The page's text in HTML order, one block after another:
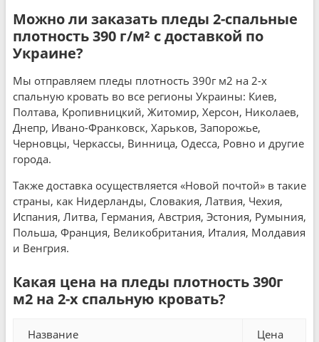
Можно ли заказать пледы 2-спальные
плотность 390 г/м² с доставкой по
Украине?
Мы отправляем пледы плотность 390г м2 на 2-х
спальную кровать во все регионы Украины: Киев,
Полтава, Кропивницкий, Житомир, Херсон, Николаев,
Днепр, Ивано-Франковск, Харьков, Запорожье,
Черновцы, Черкассы, Винница, Одесса, Ровно и другие
города.
Также доставка осуществляется «Новой почтой» в такие
страны, как Нидерланды, Словакия, Латвия, Чехия,
Испания, Литва, Германия, Австрия, Эстония, Румыния,
Польша, Франция, Великобритания, Италия, Молдавия
и Венгрия.
Какая цена на пледы плотность 390г
м2 на 2-х спальную кровать?
Название Цена